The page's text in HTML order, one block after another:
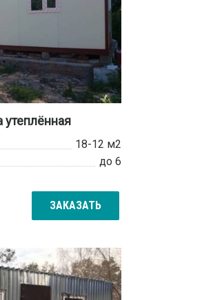
18-12 м2
до 6
ЗАКАЗАТЬ